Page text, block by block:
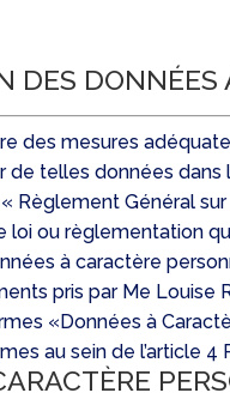
DES DONNÉES
des mesures
de telles données
Règlement Général
ou règlementation
à caractère
pris par Me
«Données à
au sein de l’article